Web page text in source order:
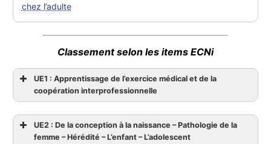
chez l’adulte
Classement selon les items ECNi
UE1 : Apprentissage de l’exercice médical et de la
coopération interprofessionnelle
UE2 : De la conception à la naissance – Pathologie de la
femme – Hérédité – L’enfant – L’adolescent